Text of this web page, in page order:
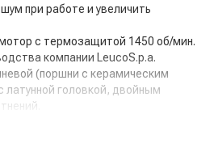
при работе и увеличить
с термозащитой 1450 об/мин.
компании LeucoS.p.a.
(поршни с керамическим
головкой, двойным
клапаны из нержавеющей